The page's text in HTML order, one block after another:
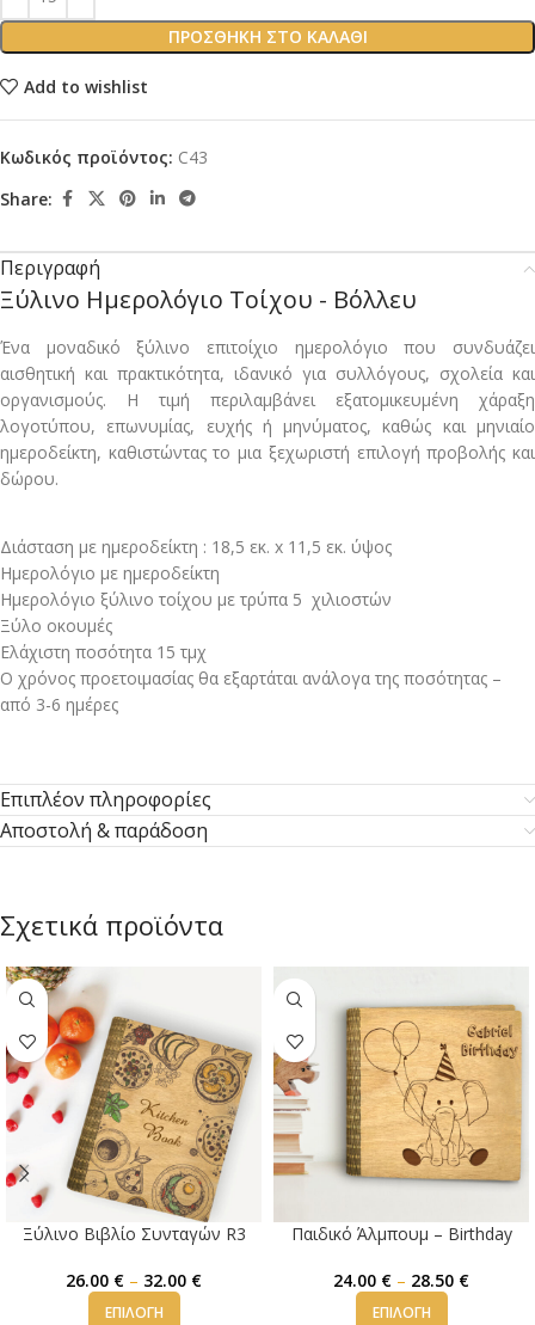
ΠΡΟΣΘΉΚΗ ΣΤΟ ΚΑΛΆΘΙ
Add to wishlist
Κωδικός προϊόντος: C43
Share:
Περιγραφή
Ξύλινο Ημερολόγιο Τοίχου - Βόλλευ
Ένα μοναδικό ξύλινο επιτοίχιο ημερολόγιο που συνδυάζει
αισθητική και πρακτικότητα, ιδανικό για συλλόγους, σχολεία και
οργανισμούς. Η τιμή περιλαμβάνει εξατομικευμένη χάραξη
λογοτύπου, επωνυμίας, ευχής ή μηνύματος, καθώς και μηνιαίο
ημεροδείκτη, καθιστώντας το μια ξεχωριστή επιλογή προβολής και
δώρου.
Διάσταση με ημεροδείκτη : 18,5 εκ. x 11,5 εκ. ύψος
Ημερολόγιο με ημεροδείκτη
Ημερολόγιο ξύλινο τοίχου με τρύπα 5 χιλιοστών
Ξύλο οκουμές
Ελάχιστη ποσότητα 15 τμχ
Ο χρόνος προετοιμασίας θα εξαρτάται ανάλογα της ποσότητας –
από 3-6 ημέρες
Επιπλέον πληροφορίες
Αποστολή & παράδοση
Σχετικά προϊόντα
Ξύλινο Βιβλίο Συνταγών R3
26.00 € – 32.00 €
ΕΠΙΛΟΓΉ
Παιδικό Άλμπουμ – Birthday
24.00 € – 28.50 €
ΕΠΙΛΟΓΉ